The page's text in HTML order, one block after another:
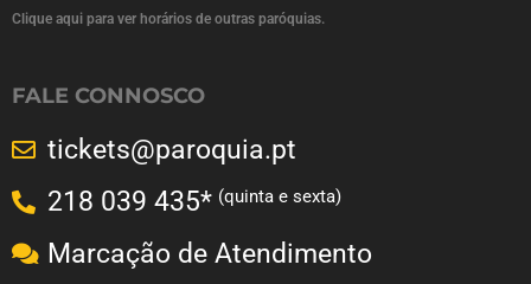
Clique aqui para ver horários de outras paróquias.
FALE CONNOSCO
tickets@paroquia.pt
218 039 435* (quinta e sexta)
Marcação de Atendimento